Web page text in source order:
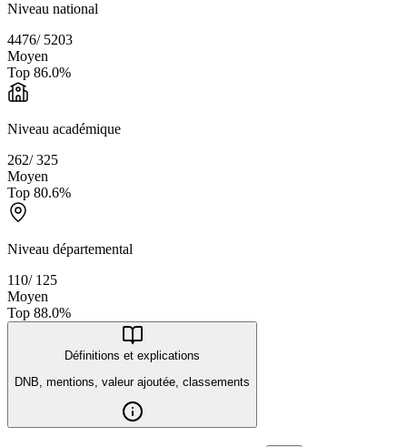
Niveau national
4476/ 5203
Moyen
Top 86.0%
Niveau académique
262/325
Moyen
Top 80.6%
Niveau départemental
110/ 125
Moyen
Top 88.0%
Définitions et explications
DNB, mentions, valeur ajoutée, classements